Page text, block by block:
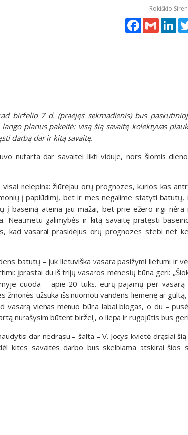
Rokiškio
Facebook
Gmail
birželio 7 d. (praėjęs sekmadienis) bus
planus pakeitė: visą šią savaitę kolektyvas
darbą dar ir kitą savaitę.
nutarta dar savaitei likti viduje, nors šiomis
nelepina: žiūrėjau orų prognozes, kurios kas
į paplūdimį, bet ir mes negalime statyti batutų,
į baseiną ateina jau mažai, bet prie ežero irgi nėra
Neatmetu galimybės ir kitą savaitę pratęsti
kad vasarai prasidėjus orų prognozes stebi net
batutų – juk lietuviška vasara pasižymi lietumi ir
įprastai du iš trijų vasaros mėnesių būna geri:
duoda – apie 20 tūks. eurų pajamų per vasarą
žmonės užsuka išsinuomoti vandens liemenę ar
vasarą vienas mėnuo būna labai blogas, o du –
nurašysim būtent birželį, o liepa ir rugpjūtis bus
dar nedrąsu – šalta – V. Jocys kvietė drąsiai
kitos savaitės darbo bus skelbiama atskirai šios